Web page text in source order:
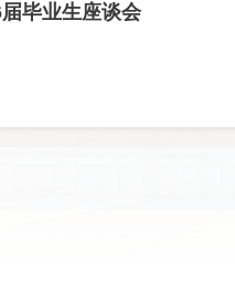
报学年会暨情报学与情